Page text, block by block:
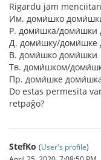
Rigardu jam menciitan
Им. доми́шко
Р. доми́шка/доми́шки
Д. доми́шку/доми́шке
В. доми́шко доми́шки
Тв. доми́шком/
Пр. доми́шке
Do estas permesita
retpaĝo?
StefKo (User's profile)